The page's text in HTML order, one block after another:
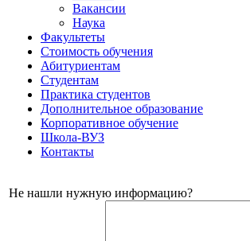
Вакансии
Наука
Факультеты
Стоимость обучения
Абитуриентам
Студентам
Практика студентов
Дополнительное образование
Корпоративное обучение
Школа-ВУЗ
Контакты
Не нашли нужную информацию?